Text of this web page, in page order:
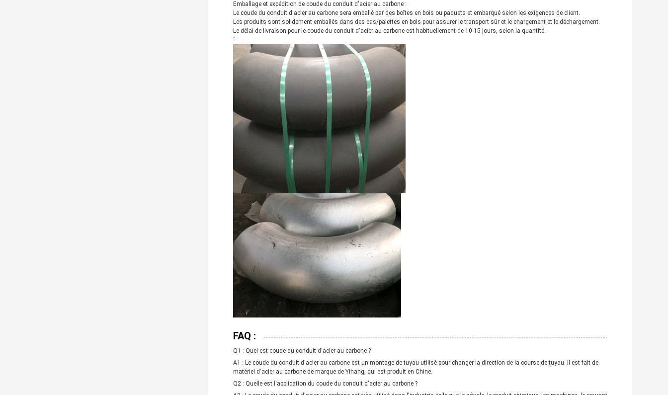
Emballage et expédition de coude du conduit d'acier au carbone :
Le coude du conduit d'acier au carbone sera emballé par des boîtes en bois ou paquets et embarqué selon les exigences de client.
Les produits sont solidement emballés dans des cas/palettes en bois pour assurer le transport sûr et le chargement et le déchargement.
Le délai de livraison pour le coude du conduit d'acier au carbone est habituellement de 10-15 jours, selon la quantité.
“
FAQ :
Q1 : Quel est coude du conduit d'acier au carbone ?
A1 : Le coude du conduit d'acier au carbone est un montage de tuyau utilisé pour changer la direction de la course de tuyau. Il est fait de
matériel d'acier au carbone de marque de Yihang, qui est produit en Chine.
Q2 : Quelle est l'application du coude du conduit d'acier au carbone ?